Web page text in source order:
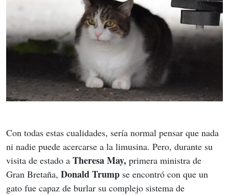
Con todas estas cualidades, sería normal pensar que nada
ni nadie puede acercarse a la limusina. Pero, durante su
visita de estado a Theresa May, primera ministra de
Gran Bretaña, Donald Trump se encontró con que un
gato fue capaz de burlar su complejo sistema de